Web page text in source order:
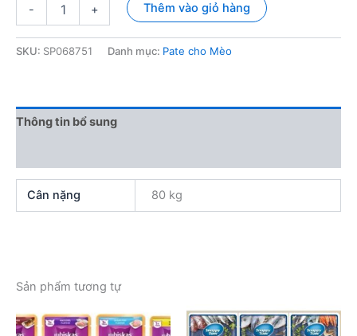
-
Aatas
+ Thêm vào giỏ hàng
SKU: SP068751 Danh mục: Pate cho Mèo
Thông tin bổ sung
Cân nặng 80 kg
Sản phẩm tương tự